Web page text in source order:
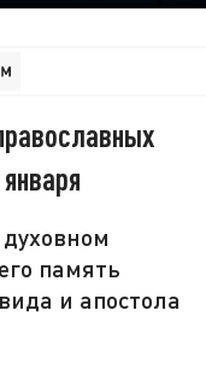
память
и апостола